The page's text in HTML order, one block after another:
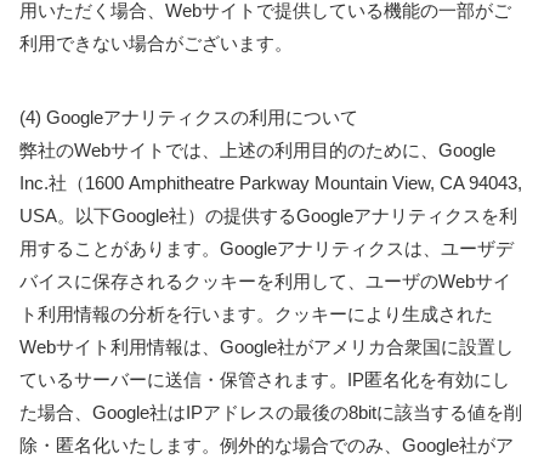
用いただく場合、Webサイトで提供している機能の一部がご
利用できない場合がございます。
(4) Googleアナリティクスの利用について
弊社のWebサイトでは、上述の利用目的のために、Google
Inc.社（1600 Amphitheatre Parkway Mountain View, CA 94043,
USA。以下Google社）の提供するGoogleアナリティクスを利
用することがあります。Googleアナリティクスは、ユーザデ
バイスに保存されるクッキーを利用して、ユーザのWebサイ
ト利用情報の分析を行います。クッキーにより生成された
Webサイト利用情報は、Google社がアメリカ合衆国に設置し
ているサーバーに送信・保管されます。IP匿名化を有効にし
た場合、Google社はIPアドレスの最後の8bitに該当する値を削
除・匿名化いたします。例外的な場合でのみ、Google社がア